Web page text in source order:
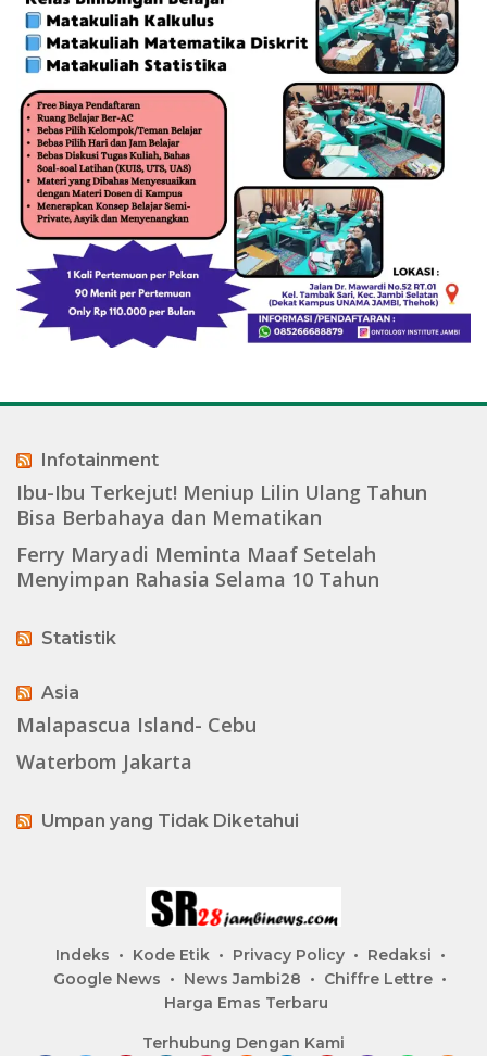
Infotainment
Ibu-Ibu Terkejut! Meniup Lilin Ulang Tahun
Bisa Berbahaya dan Mematikan
Ferry Maryadi Meminta Maaf Setelah
Menyimpan Rahasia Selama 10 Tahun
Statistik
Asia
Malapascua Island- Cebu
Waterbom Jakarta
Umpan yang Tidak Diketahui
Indeks Kode Etik Privacy Policy
Redaksi
Google News
News Jambi28
Chiffre Lettre
Harga Emas Terbaru
Terhubung Dengan Kami